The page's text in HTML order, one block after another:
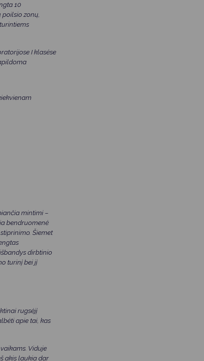
10
zonų,
I klasėse
mintimi –
bendruomenė
Šiemet
dirbtinio
turinį bei jį
rugsėjį
apie tai, kas
Viduje
akis laukia dar